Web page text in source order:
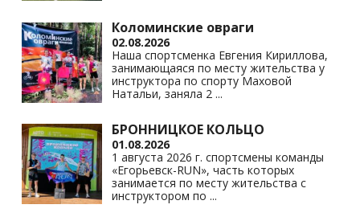
Коломинские овраги
02.08.2026
Наша спортсменка Евгения Кириллова,
занимающаяся по месту жительства у
инструктора по спорту Маховой
Натальи, заняла 2 ...
БРОННИЦКОЕ КОЛЬЦО
01.08.2026
1 августа 2026 г. спортсмены команды
«Егорьевск-RUN», часть которых
занимается по месту жительства с
инструктором по ...